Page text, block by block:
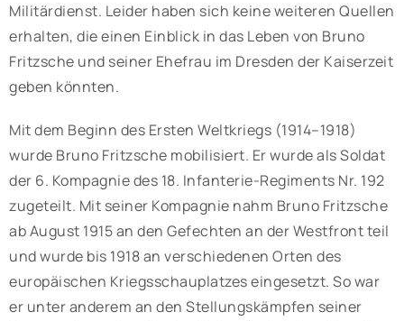
Militärdienst. Leider haben sich keine weiteren Quellen
erhalten, die einen Einblick in das Leben von Bruno
Fritzsche und seiner Ehefrau im Dresden der Kaiserzeit
geben könnten.
Mit dem Beginn des Ersten Weltkriegs (1914–1918)
wurde Bruno Fritzsche mobilisiert. Er wurde als Soldat
der 6. Kompagnie des 18. Infanterie-Regiments Nr. 192
zugeteilt. Mit seiner Kompagnie nahm Bruno Fritzsche
ab August 1915 an den Gefechten an der Westfront teil
und wurde bis 1918 an verschiedenen Orten des
europäischen Kriegsschauplatzes eingesetzt. So war
er unter anderem an den Stellungskämpfen seiner